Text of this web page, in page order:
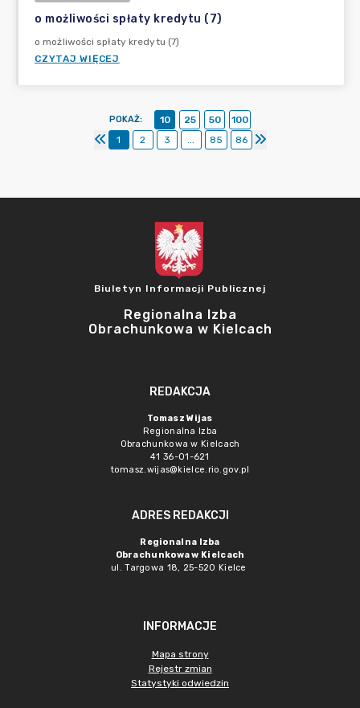
o możliwości spłaty kredytu (7)
o możliwości spłaty kredytu (7)
CZYTAJ WIĘCEJ
POKAŻ: 10 25 50
100
1
2 3 ... 85 86
Biuletyn Informacji Publicznej
Regionalna Izba
Obrachunkowa w Kielcach
REDAKCJA
Tomasz Wijas
Regionalna Izba
Obrachunkowa w Kielcach
41 36-01-621
tomasz.wijas@kielce.rio.gov.pl
ADRES REDAKCJI
Regionalna Izba
Obrachunkowa w Kielcach
ul. Targowa 18, 25-520 Kielce
INFORMACJE
Mapa strony
Rejestr zmian
Statystyki odwiedzin